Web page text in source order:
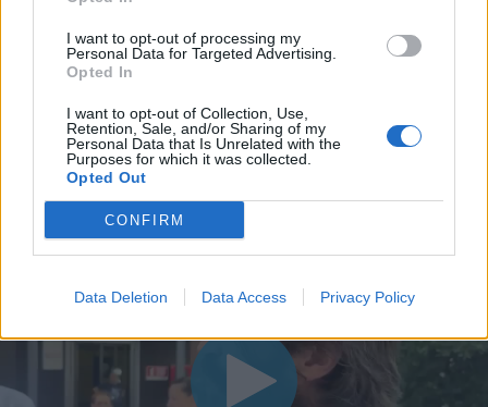
I want to opt-out of processing my
Personal Data for Targeted Advertising.
Opted In
I want to opt-out of Collection, Use,
Retention, Sale, and/or Sharing of my
Personal Data that Is Unrelated with the
Purposes for which it was collected.
Opted Out
CONFIRM
Data Deletion Data Access Privacy Policy